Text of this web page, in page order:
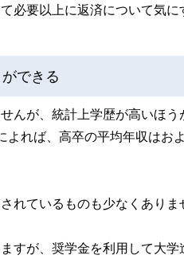
必要以上に返済について気に
できる
んが、統計上学歴が高いほ
れば、高卒の平均年収はお
れているものも少なくありま
すが、奨学金を利用して大